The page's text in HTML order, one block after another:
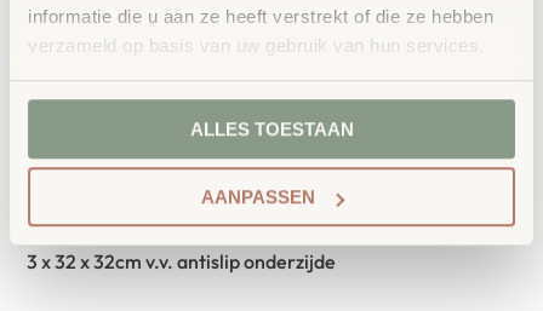
informatie die u aan ze heeft verstrekt of die ze hebben
verzameld op basis van uw gebruik van hun services.
ALLES TOESTAAN
AANPASSEN
extra zitplaatsen en een uitnodigende sfeer waarin
ontspannen. Een praktische en stijlvolle oplossing voor
iedere moderne schoolomgeving.
3 x 32 x 32cm v.v. antislip onderzijde